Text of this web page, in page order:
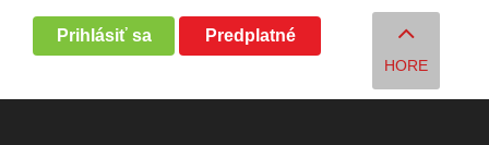
Prihlásiť sa Predplatné
HORE